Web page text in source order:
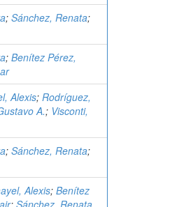
; Sánchez, Renata;
; Benítez Pérez,
Alexis; Rodríguez,
A.; Visconti,
; Sánchez, Renata;
Alexis; Benítez
; Sánchez, Renata